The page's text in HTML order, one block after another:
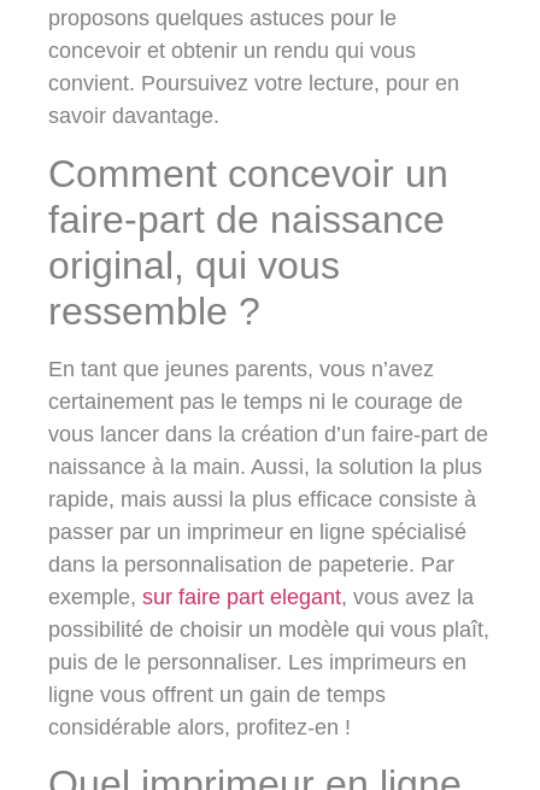
proposons quelques astuces pour le
concevoir et obtenir un rendu qui vous
convient. Poursuivez votre lecture, pour en
savoir davantage.
Comment concevoir un
faire-part de naissance
original, qui vous
ressemble ?
En tant que jeunes parents, vous n’avez
certainement pas le temps ni le courage de
vous lancer dans la création d’un faire-part de
naissance à la main. Aussi, la solution la plus
rapide, mais aussi la plus efficace consiste à
passer par un imprimeur en ligne spécialisé
dans la personnalisation de papeterie. Par
exemple, sur faire part elegant, vous avez la
possibilité de choisir un modèle qui vous plaît,
puis de le personnaliser. Les imprimeurs en
ligne vous offrent un gain de temps
considérable alors, profitez-en !